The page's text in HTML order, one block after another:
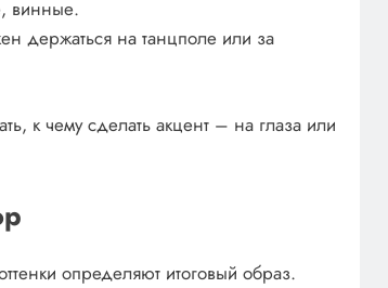
винные.
держаться на танцполе или за
к чему сделать акцент – на глаза или
определяют итоговый образ.